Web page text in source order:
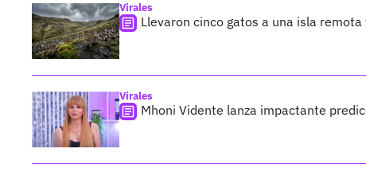
Virales
Llevaron cinco gatos a una isla
Virales
Mhoni Vidente lanza impactante